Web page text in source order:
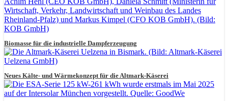
Biomasse für die industrielle Dampferzeugung
Neues Kälte- und Wärmekonzept für die Altmark-Käserei